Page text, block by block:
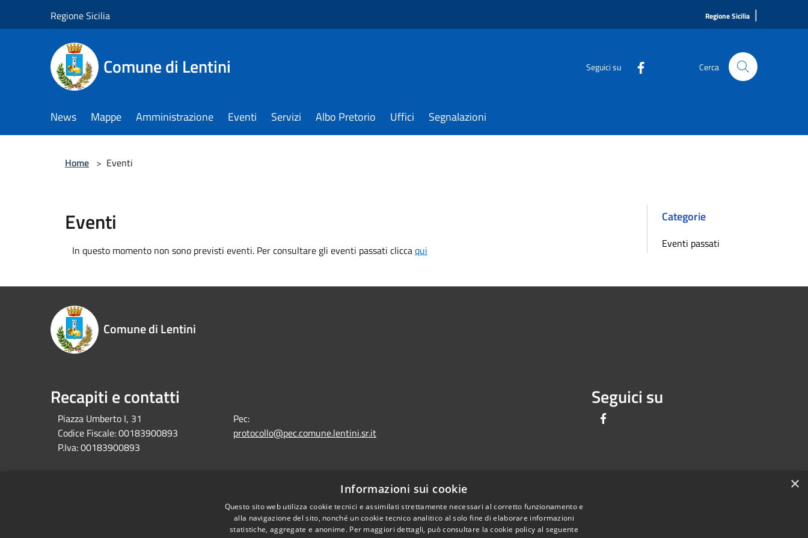
Regione Sicilia Regione Sicilia |
Comune di Lentini Seguici su Cerca
News Mappe Amministrazione Eventi Servizi Albo Pretorio Uffici Segnalazioni
Home > Eventi
Eventi
In questo momento non sono previsti eventi. Per consultare gli eventi passati cliccaqui
Categorie
Eventi passati
Comune di Lentini
Recapiti e contatti
Piazza Umberto I, 31
Codice Fiscale:00183900893
P.Iva:00183900893
Pec:
protocollo@pec.comune.lentini.sr.it
Seguici su
×
Informazioni sui cookie
Questo sito web utilizza cookie tecnici e assimilati strettamente necessari al corretto funzionamento e
alla navigazione del sito, nonché un cookie tecnico analitico al solo fine di elaborare informazioni
statistiche, aggregate e anonime. Per maggiori dettagli, può consultare la cookie policy al seguente